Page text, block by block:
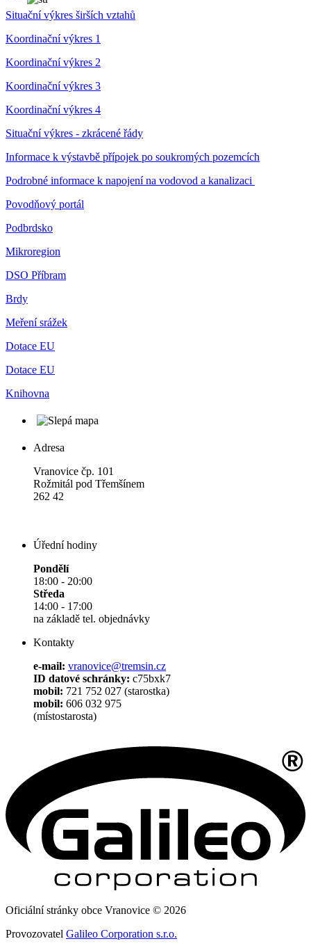
Situační výkres širších vztahů
Koordinační výkres 1
Koordinační výkres 2
Koordinační výkres 3
Koordinační výkres 4
Situační výkres - zkrácené řády
Informace k výstavbě přípojek po soukromých pozemcích
Podrobné informace k napojení na vodovod a kanalizaci
Povodňový portál
Podbrdsko
Mikroregion
DSO Příbram
Brdy
Meření srážek
Dotace EU
Dotace EU
Knihovna
Adresa
Vranovice čp. 101
Rožmitál pod Třemšínem
262 42
Úřední hodiny
Pondělí
18:00 - 20:00
Středa
14:00 - 17:00
na základě tel. objednávky
Kontakty
e-mail: vranovice@tremsin.cz
ID datové schránky: c75bxk7
mobil: 721 752 027 (starostka)
mobil: 606 032 975
(místostarosta)
Oficiální stránky obce Vranovice © 2026
Provozovatel Galileo Corporation s.r.o.